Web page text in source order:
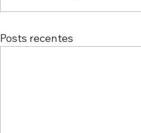
Posts recentes